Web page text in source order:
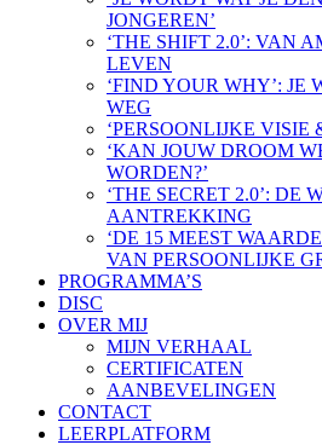
JONGEREN’
‘THE SHIFT 2.0’: VAN
LEVEN
‘FIND YOUR WHY’: JE
WEG
‘PERSOONLIJKE VISIE
‘KAN JOUW DROOM
WORDEN?’
‘THE SECRET 2.0’: DE
AANTREKKING
‘DE 15 MEEST
VAN PERSOONLIJKE
PROGRAMMA’S
DISC
OVER MIJ
MIJN VERHAAL
CERTIFICATEN
AANBEVELINGEN
CONTACT
LEERPLATFORM